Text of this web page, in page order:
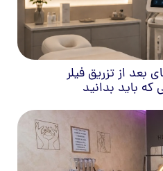
بعد از تزریق فیلر
که باید بدانید